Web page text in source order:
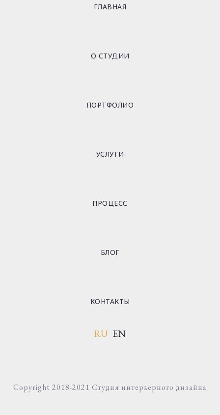
ГЛАВНАЯ
О СТУДИИ
ПОРТФОЛИО
УСЛУГИ
ПРОЦЕСС
БЛОГ
КОНТАКТЫ
RU EN
Copyright 2018-2021 Студия интерьерного дизайна